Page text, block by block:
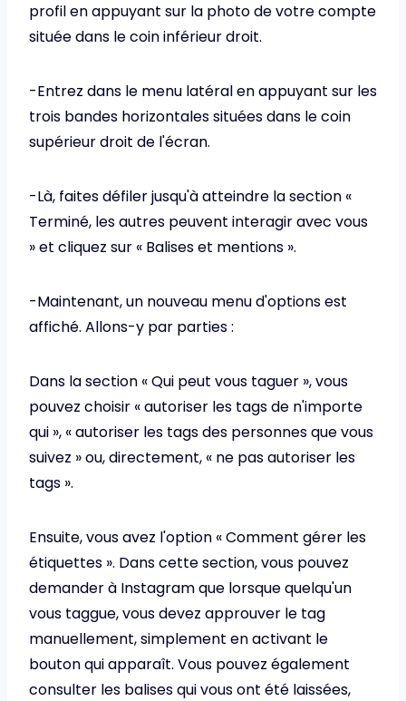
profil en appuyant sur la photo de votre compte
située dans le coin inférieur droit.
-Entrez dans le menu latéral en appuyant sur les
trois bandes horizontales situées dans le coin
supérieur droit de l'écran.
-Là, faites défiler jusqu'à atteindre la section «
Terminé, les autres peuvent interagir avec vous
» et cliquez sur « Balises et mentions ».
-Maintenant, un nouveau menu d'options est
affiché. Allons-y par parties :
Dans la section « Qui peut vous taguer », vous
pouvez choisir « autoriser les tags de n'importe
qui », « autoriser les tags des personnes que vous
suivez » ou, directement, « ne pas autoriser les
tags ».
Ensuite, vous avez l'option « Comment gérer les
étiquettes ». Dans cette section, vous pouvez
demander à Instagram que lorsque quelqu'un
vous taggue, vous devez approuver le tag
manuellement, simplement en activant le
bouton qui apparaît. Vous pouvez également
consulter les balises qui vous ont été laissées,